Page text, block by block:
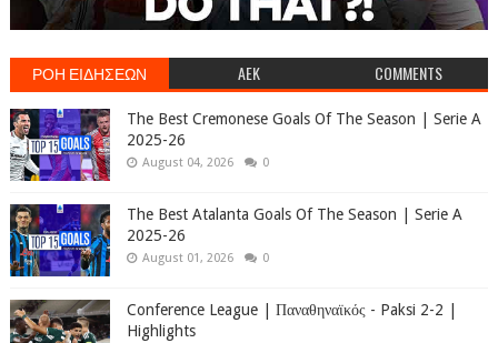
ΡΟΗ ΕΙΔΗΣΕΩΝ AEK COMMENTS
The Best Cremonese Goals Of The Season | Serie A
2025-26
August 04, 2026 0
The Best Atalanta Goals Of The Season | Serie A
2025-26
August 01, 2026 0
Conference League | Παναθηναϊκός - Paksi 2-2 |
Highlights